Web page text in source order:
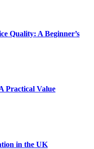
Quality: A Beginner’s
Practical Value
in the UK